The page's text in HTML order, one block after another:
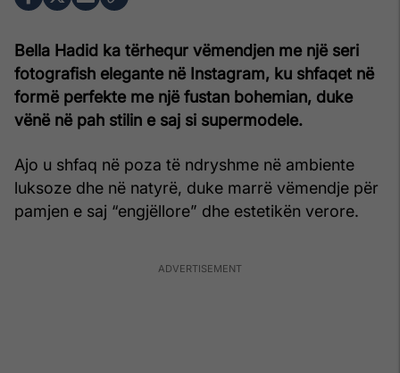
Bella Hadid ka tërhequr vëmendjen me një seri
fotografish elegante në Instagram, ku shfaqet në
formë perfekte me një fustan bohemian, duke
vënë në pah stilin e saj si supermodele.
Ajo u shfaq në poza të ndryshme në ambiente
luksoze dhe në natyrë, duke marrë vëmendje për
pamjen e saj “engjëllore” dhe estetikën verore.